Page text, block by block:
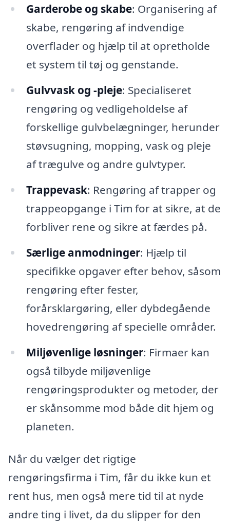
Garderobe og skabe: Organisering af
skabe, rengøring af indvendige
overflader og hjælp til at opretholde
et system til tøj og genstande.
Gulvvask og -pleje: Specialiseret
rengøring og vedligeholdelse af
forskellige gulvbelægninger, herunder
støvsugning, mopping, vask og pleje
af trægulve og andre gulvtyper.
Trappevask: Rengøring af trapper og
trappeopgange i Tim for at sikre, at de
forbliver rene og sikre at færdes på.
Særlige anmodninger: Hjælp til
specifikke opgaver efter behov, såsom
rengøring efter fester,
forårsklargøring, eller dybdegående
hovedrengøring af specielle områder.
Miljøvenlige løsninger: Firmaer kan
også tilbyde miljøvenlige
rengøringsprodukter og metoder, der
er skånsomme mod både dit hjem og
planeten.
Når du vælger det rigtige
rengøringsfirma i Tim, får du ikke kun et
rent hus, men også mere tid til at nyde
andre ting i livet, da du slipper for den